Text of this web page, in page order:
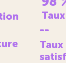
--
Taux